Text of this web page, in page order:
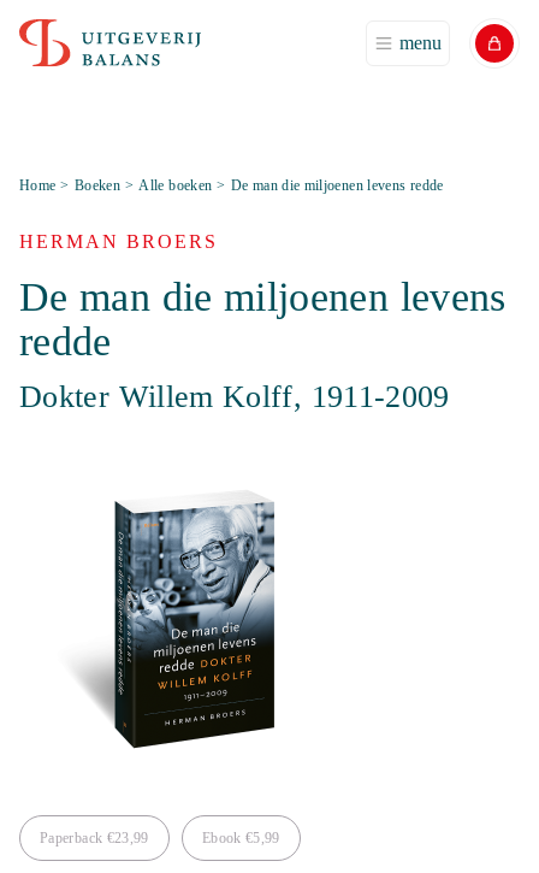
menu
Home > Boeken > Alle boeken > De man die miljoenen levens redde
HERMAN BROERS
De man die miljoenen levens
redde
Dokter Willem Kolff, 1911-2009
Paperback €23,99 Ebook €5,99